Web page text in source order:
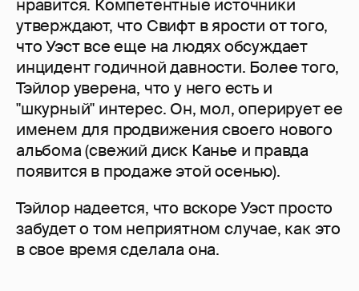
нравится. Компетентные источники
утверждают, что Свифт в ярости от того,
что Уэст все еще на людях обсуждает
инцидент годичной давности. Более того,
Тэйлор уверена, что у него есть и
"шкурный" интерес. Он, мол, оперирует ее
именем для продвижения своего нового
альбома (свежий диск Канье и правда
появится в продаже этой осенью).
Тэйлор надеется, что вскоре Уэст просто
забудет о том неприятном случае, как это
в свое время сделала она.